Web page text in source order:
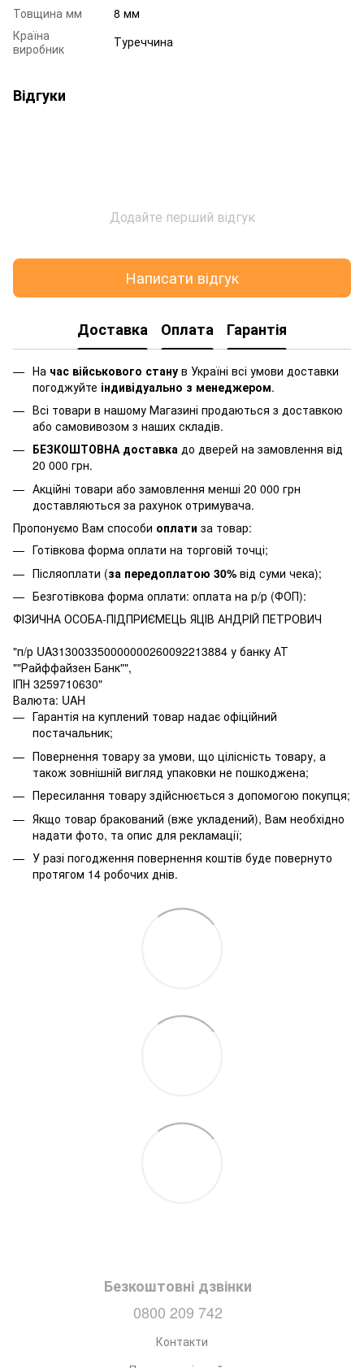
Товщина мм
8 мм
Країна
виробник
Туреччина
Відгуки
Додайте перший відгук
Написати відгук
Доставка Оплата Гарантія
На час військового стану в Україні всі умови доставки
погоджуйте індивідуально з менеджером.
Всі товари в нашому Магазині продаються з доставкою
або самовивозом з наших складів.
БЕЗКОШТОВНА доставка до дверей на замовлення від
20 000 грн.
Акційні товари або замовлення менші 20 000 грн
доставляються за рахунок отримувача.
Пропонуємо Вам способи оплати за товар:
Готівкова форма оплати на торговій точці;
Післяоплати (за передоплатою 30% від суми чека);
Безготівкова форма оплати: оплата на р/р (ФОП):
ФІЗИЧНА ОСОБА-ПІДПРИЄМЕЦЬ ЯЦІВ АНДРІЙ ПЕТРОВИЧ
"п/р UA313003350000000260092213884 у банку АТ
""Райффайзен Банк"",
ІПН 3259710630"
Валюта: UAH
Гарантія на куплений товар надає офіційний
постачальник;
Повернення товару за умови, що цілісність товару, а
також зовнішній вигляд упаковки не пошкоджена;
Пересилання товару здійснюється з допомогою покупця;
Якщо товар бракований (вже укладений), Вам необхідно
надати фото, та опис для рекламації;
У разі погодження повернення коштів буде повернуто
протягом 14 робочих днів.
Безкоштовні дзвінки
0800 209 742
Контакти